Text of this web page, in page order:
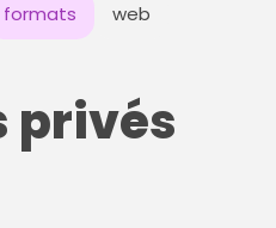
formats web
privés